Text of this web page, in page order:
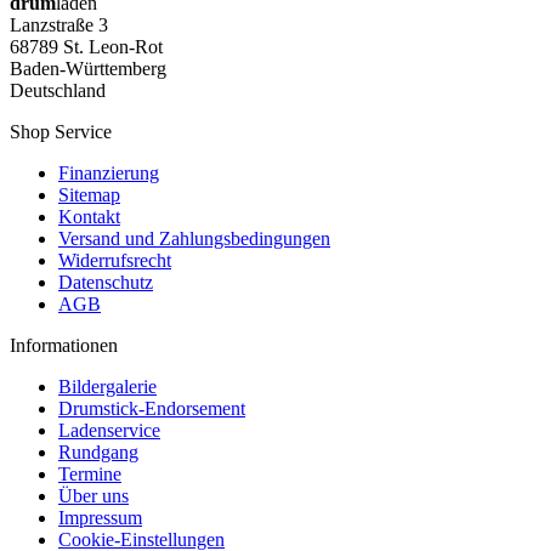
Lanzstraße 3
68789 St. Leon-Rot
Baden-Württemberg
Deutschland
Shop Service
Finanzierung
Sitemap
Kontakt
Versand und Zahlungsbedingungen
Widerrufsrecht
Datenschutz
AGB
Informationen
Bildergalerie
Drumstick-Endorsement
Ladenservice
Rundgang
Termine
Über uns
Impressum
Cookie-Einstellungen